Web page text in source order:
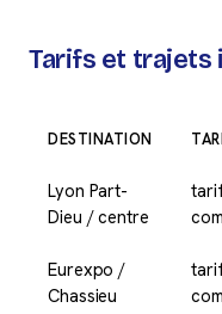
Tarifs et trajets
DESTINATION
Lyon Part-
Dieu / centre
Eurexpo /
Chassieu